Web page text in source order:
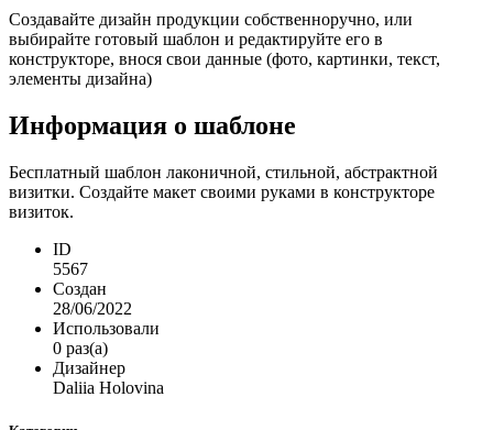
Создавайте дизайн продукции собственноручно, или
выбирайте готовый шаблон и редактируйте его в
конструкторе, внося свои данные (фото, картинки, текст,
элементы дизайна)
Информация о шаблоне
Бесплатный шаблон лаконичной, стильной, абстрактной
визитки. Создайте макет своими руками в конструкторе
визиток.
ID
5567
Создан
28/06/2022
Использовали
0 раз(а)
Дизайнер
Daliia Holovina